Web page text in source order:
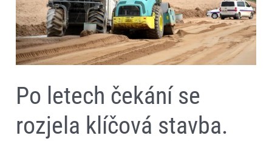
Po letech čekání se
rozjela klíčová stavba.
být
hotová
na
podzim
2029